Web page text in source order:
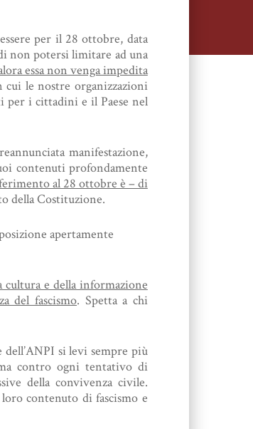
per il 28 ottobre, data
non potersi limitare ad una
essa non venga impedita
cui le nostre organizzazioni
per i cittadini e il Paese nel
manifestazione,
contenuti profondamente
al 28 ottobre è – di
della Costituzione.
apertamente
e della informazione
del fascismo. Spetta a chi
si levi sempre più
contro ogni tentativo di
della convivenza civile.
contenuto di fascismo e